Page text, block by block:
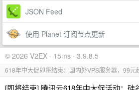
JSON Feed
使用 Planet 订阅节点更新
© 2026 V2EX · 15ms · 3.9.8.5
618年中大促即将结束：国内外VPS服务器，99元
[即将结束] 腾讯云618年中大促活动：硅